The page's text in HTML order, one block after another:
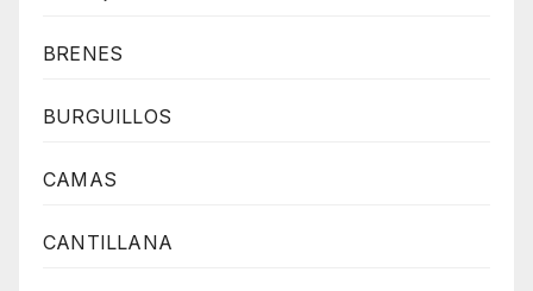
BRENES
BURGUILLOS
CAMAS
CANTILLANA